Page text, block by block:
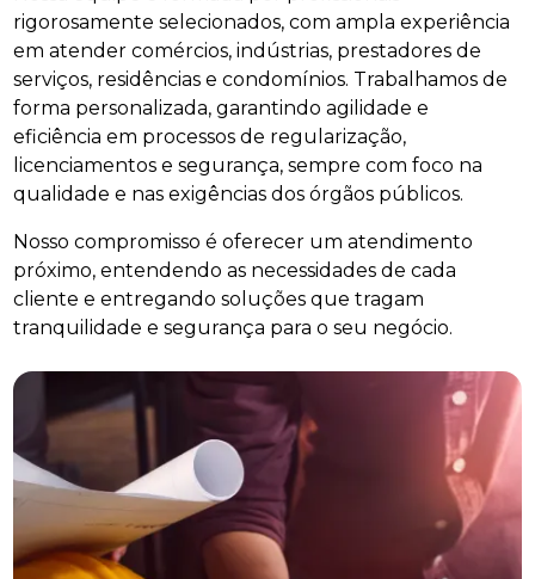
rigorosamente selecionados, com ampla experiência
em atender comércios, indústrias, prestadores de
serviços, residências e condomínios. Trabalhamos de
forma personalizada, garantindo agilidade e
eficiência em processos de regularização,
licenciamentos e segurança, sempre com foco na
qualidade e nas exigências dos órgãos públicos.
Nosso compromisso é oferecer um atendimento
próximo, entendendo as necessidades de cada
cliente e entregando soluções que tragam
tranquilidade e segurança para o seu negócio.